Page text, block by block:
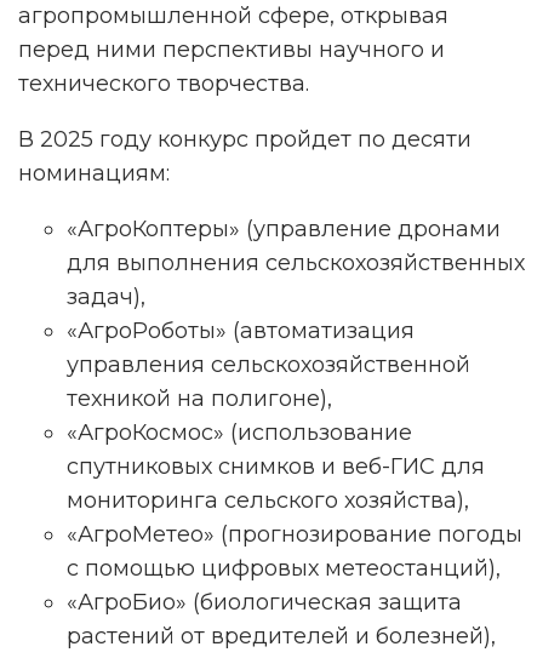
агропромышленной сфере, открывая
перед ними перспективы научного и
технического творчества.
В 2025 году конкурс пройдет по десяти
номинациям:
«АгроКоптеры» (управление дронами
для выполнения сельскохозяйственных
задач),
«АгроРоботы» (автоматизация
управления сельскохозяйственной
техникой на полигоне),
«АгроКосмос» (использование
спутниковых снимков и веб-ГИС для
мониторинга сельского хозяйства),
«АгроМетео» (прогнозирование погоды
с помощью цифровых метеостанций),
«АгроБио» (биологическая защита
растений от вредителей и болезней),